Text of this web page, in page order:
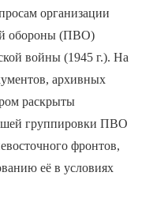
организации
обороны (ПВО)
войны (1945 г.). На
архивных
раскрыты
группировки ПВО
фронтов,
её в условиях